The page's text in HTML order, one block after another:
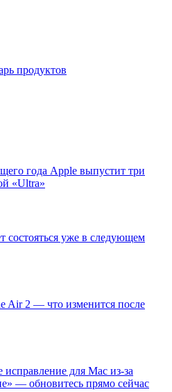
продуктов
года Apple выпустит три
«Ultra»
уже в следующем
Air 2 — что изменится после
для Mac из-за
— обновитесь прямо сейчас